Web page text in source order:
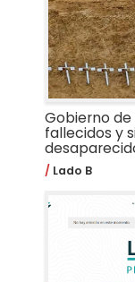
Gobierno
fallecidos y
Lado B